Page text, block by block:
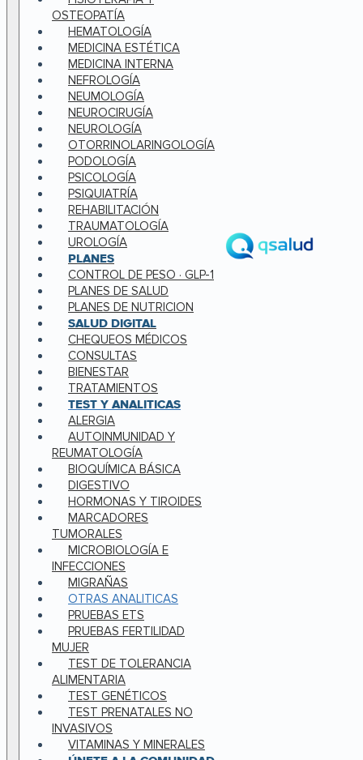
OSTEOPATÍA
HEMATOLOGÍA
MEDICINA ESTÉTICA
MEDICINA INTERNA
NEFROLOGÍA
NEUMOLOGÍA
NEUROCIRUGÍA
NEUROLOGÍA
OTORRINOLARINGOLOGÍA
PODOLOGÍA
PSICOLOGÍA
PSIQUIATRÍA
REHABILITACIÓN
TRAUMATOLOGÍA
UROLOGÍA
PLANES
CONTROL DE PESO · GLP-1
PLANES DE SALUD
PLANES DE NUTRICION
SALUD DIGITAL
CHEQUEOS MÉDICOS
CONSULTAS
BIENESTAR
TRATAMIENTOS
TEST Y ANALITICAS
ALERGIA
AUTOINMUNIDAD Y
REUMATOLOGÍA
BIOQUÍMICA BÁSICA
DIGESTIVO
HORMONAS Y TIROIDES
MARCADORES
TUMORALES
MICROBIOLOGÍA E
INFECCIONES
MIGRAÑAS
OTRAS ANALITICAS
PRUEBAS ETS
PRUEBAS FERTILIDAD
MUJER
TEST DE TOLERANCIA
ALIMENTARIA
TEST GENÉTICOS
TEST PRENATALES NO
INVASIVOS
VITAMINAS Y MINERALES